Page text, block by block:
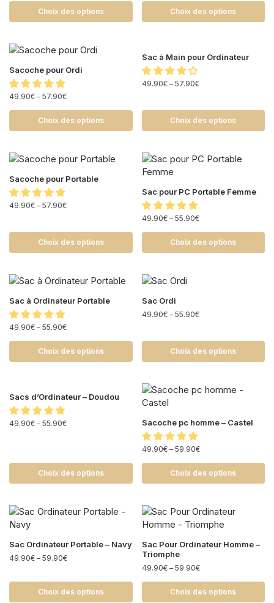
Choix des options Choix des options
Sacoche pour Ordi
49.90€ – 57.90€
Choix des options
Sac à Main pour Ordinateur
49.90€– 57.90€
Choix des options
Sacoche pour Portable
49.90€ – 57.90€
Choix des options
Sac pour PC Portable Femme
49.90€– 55.90€
Choix des options
Sac à Ordinateur Portable
49.90€ – 55.90€
Choix des options
Sac Ordi
49.90€– 55.90€
Choix des options
Sacs d’Ordinateur – Doudou
49.90€ – 55.90€
Choix des options
Sacoche pc homme – Castel
49.90€– 59.90€
Choix des options
Sac Ordinateur Portable – Navy
49.90€ – 59.90€
Choix des options
Sac Pour Ordinateur Homme –
Triomphe
49.90€– 59.90€
Choix des options